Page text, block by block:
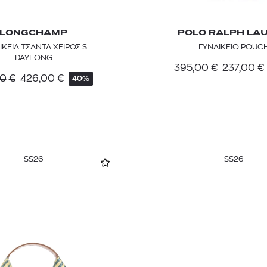
LONGCHAMP
ΤΣΑΝΤΑ ΧΕΙΡΟΣ S
DAYLONG
€ 426,00 € 40%
POLO RALPH
ΓΥΝΑΙΚΕΙΟ
395,00 € 237,00 €
SS26 SS26